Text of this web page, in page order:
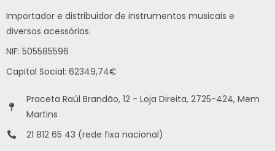
Importador e distribuidor de instrumentos musicais e
diversos acessórios.
NIF: 505585596
Capital Social: 62349,74€
Praceta Raúl Brandão, 12 - Loja Direita, 2725-424, Mem
Martins
21 812 65 43 (rede fixa nacional)